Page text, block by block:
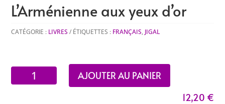
L’Arménienne aux yeux d’or
CATÉGORIE : LIVRES ÉTIQUETTES : FRANÇAIS, JIGAL
quantité
de
AJOUTER AU PANIER
12,20 €